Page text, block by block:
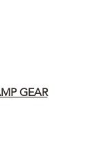
GEAR